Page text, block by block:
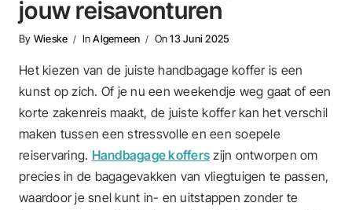
jouw reisavonturen
By Wieske InAlgemeen On13 Juni 2025
Het kiezen van de juiste handbagage koffer is een
kunst op zich. Of je nu een weekendje weg gaat of een
korte zakenreis maakt, de juiste koffer kan het verschil
maken tussen een stressvolle en een soepele
reiservaring. Handbagage koffers zijn ontworpen om
precies in de bagagevakken van vliegtuigen te passen,
waardoor je snel kunt in- en uitstappen zonder te